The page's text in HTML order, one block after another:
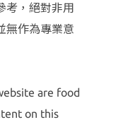
考，絕對非用
無作為專業意
are food
on this